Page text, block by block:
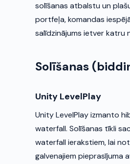
solīšanas atbalstu un
portfeļa, komandas
salīdzinājums ietver katru
Solīšanas
Unity LevelPlay
Unity LevelPlay izmanto
waterfall. Solīšanas tīkli
waterfall ierakstiem, lai
galvenajiem pieprasījuma